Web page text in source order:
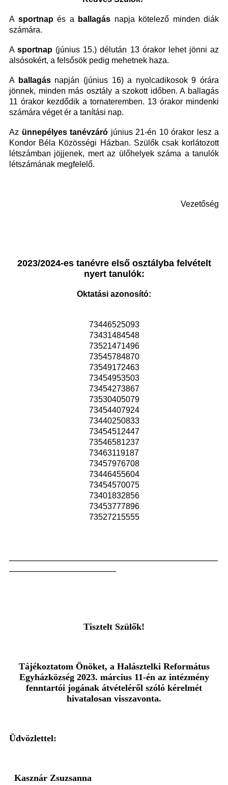
A sportnapés a ballagás napja kötelező minden diák
számára.
Asportnap (június 15.) délután 13 órakor lehet jönni az
alsósokért, a felsősök pedig mehetnek haza.
A ballagásnapján (június 16) a nyolcadikosok 9 órára
jönnek, minden más osztály a szokott időben. A ballagás
11 órakor kezdődik a tornateremben. 13 órakor mindenki
számára véget ér a tanítási nap.
Az ünnepélyes tanévzáró június 21-én 10 órakor lesz a
Kondor Béla Közösségi Házban. Szülők csak korlátozott
létszámban jöjjenek, mert az ülőhelyek száma a tanulók
létszámának megfelelő.
Vezetőség
2023/2024-es tanévre első osztályba felvételt
nyert tanulók:
Oktatási azonosító:
73446525093
73431484548
73521471496
73545784870
73549172463
73454953503
73454273867
73530405079
73454407924
73440250833
73454512447
73546581237
73463119187
73457976708
73446455604
73454570075
73401832856
73453777896
73527215555
Tisztelt Szülők!
Tájékoztatom Önöket, a Halásztelki Református
Egyházközség 2023. március 11-én az intézmény
fenntartói jogának átvételéről szóló kérelmét
hivatalosan visszavonta.
Üdvözlettel:
Kasznár Zsuzsanna